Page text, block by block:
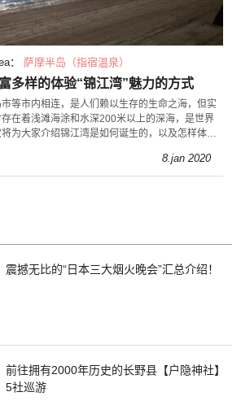
： 萨摩半岛（指宿温泉）
多样的体验“锦江湾”魅力的方式
等市内相连，是人们赖以生存的生命之海，但实
在着浅滩海涂和水深200米以上的深海，是世界
为大家介绍锦江湾是如何诞生的，以及怎样体验
8.jan 2020
震撼无比的“日本三大烟火晚会”汇总介绍！
前往拥有2000年历史的长野县【户隐神社】
5社巡游